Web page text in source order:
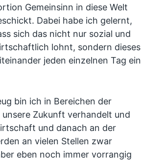
Gemeinsinn in diese Welt
Dabei habe ich gelernt,
sich das nicht nur sozial und
lohnt, sondern dieses
jeden einzelnen Tag ein
bin ich in Bereichen der
Zukunft verhandelt und
und danach an der
an vielen Stellen zwar
eben noch immer vorrangig